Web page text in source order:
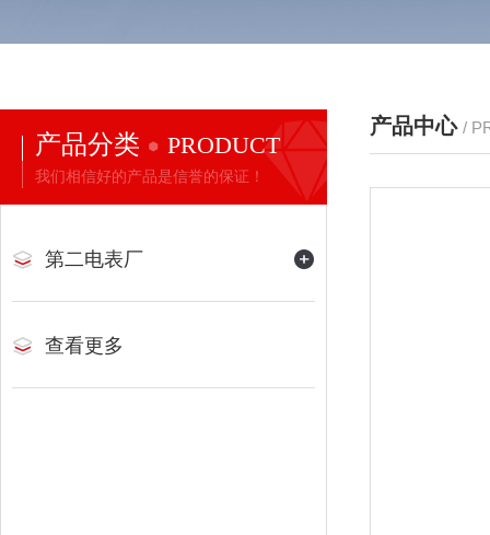
产品分类 PRODUCT
我们相信好的产品是信誉的保证！
第二电表厂
查看更多
产品中心 /